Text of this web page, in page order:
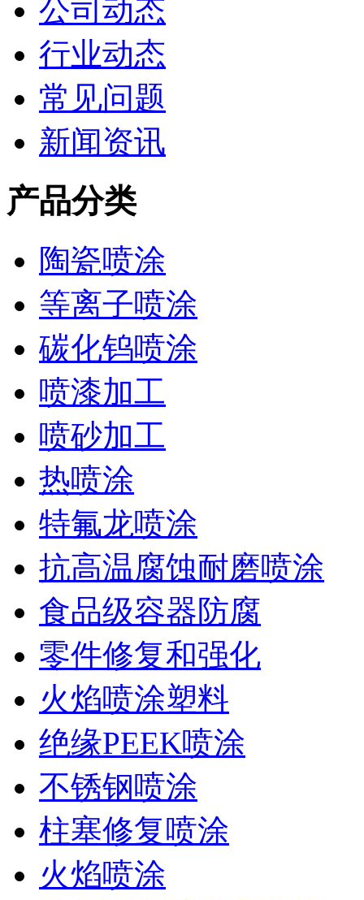
公司动态
行业动态
常见问题
新闻资讯
产品分类
陶瓷喷涂
等离子喷涂
碳化钨喷涂
喷漆加工
喷砂加工
热喷涂
特氟龙喷涂
抗高温腐蚀耐磨喷涂
食品级容器防腐
零件修复和强化
火焰喷涂塑料
绝缘PEEK喷涂
不锈钢喷涂
柱塞修复喷涂
火焰喷涂